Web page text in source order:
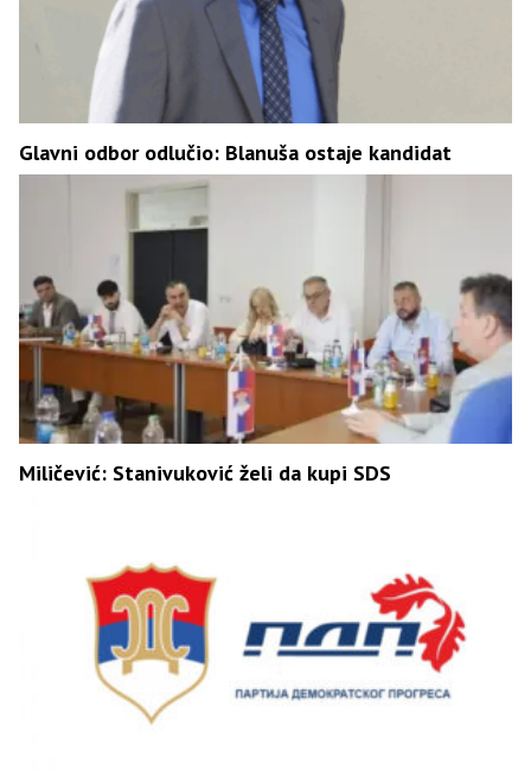
Glavni odbor odlučio: Blanuša ostaje kandidat
Miličević: Stanivuković želi da kupi SDS